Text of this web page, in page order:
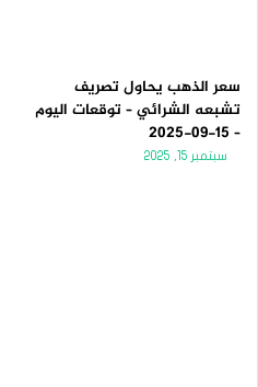
سعر الذهب يحاول تصريف
تشبعه الشرائي – توقعات اليوم
– 15-09-2025
سبتمبر 15, 2025